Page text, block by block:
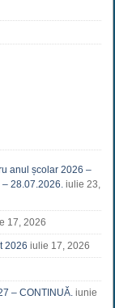
anul școlar 2026 –
28.07.2026. iulie 23,
17, 2026
2026 iulie 17, 2026
– CONTINUĂ. iunie